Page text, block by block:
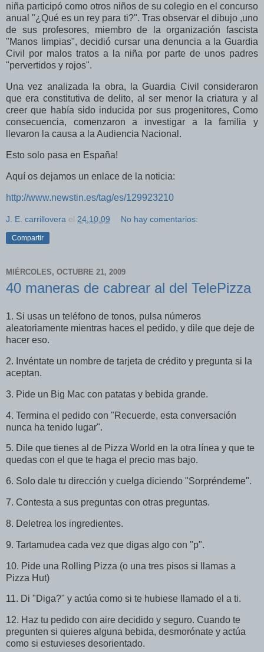
niña participó como otros niños de su colegio en el concurso
anual "¿Qué es un rey para ti?". Tras observar el dibujo ,uno
de sus profesores, miembro de la organización fascista
"Manos limpias", decidió cursar una denuncia a la Guardia
Civil por malos tratos a la niña por parte de unos padres
"pervertidos y rojos".
Una vez analizada la obra, la Guardia Civil consideraron
que era constitutiva de delito, al ser menor la criatura y al
creer que había sido inducida por sus progenitores, Como
consecuencia, comenzaron a investigar a la familia y
llevaron la causa a la Audiencia Nacional.
Esto solo pasa en España!
Aquí os dejamos un enlace de la noticia:
http://www.newstin.es/tag/es/129923210
J. E. carrillovera el 24.10.09 No hay comentarios:
Compartir
MIÉRCOLES, OCTUBRE 21, 2009
40 maneras de cabrear al del TelePizza
1. Si usas un teléfono de tonos, pulsa números
aleatoriamente mientras haces el pedido, y dile que deje de
hacer eso.
2. Invéntate un nombre de tarjeta de crédito y pregunta si la
aceptan.
3. Pide un Big Mac con patatas y bebida grande.
4. Termina el pedido con "Recuerde, esta conversación
nunca ha tenido lugar".
5. Dile que tienes al de Pizza World en la otra línea y que te
quedas con el que te haga el precio mas bajo.
6. Solo dale tu dirección y cuelga diciendo "Sorpréndeme".
7. Contesta a sus preguntas con otras preguntas.
8. Deletrea los ingredientes.
9. Tartamudea cada vez que digas algo con "p".
10. Pide una Rolling Pizza (o una tres pisos si llamas a
Pizza Hut)
11. Di "Diga?" y actúa como si te hubiese llamado el a ti.
12. Haz tu pedido con aire decidido y seguro. Cuando te
pregunten si quieres alguna bebida, desmorónate y actúa
como si estuvieses desorientado.